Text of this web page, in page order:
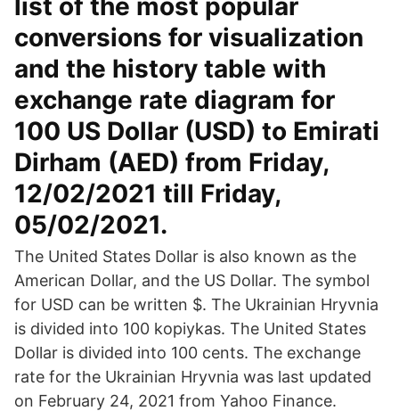
list of the most popular
conversions for visualization
and the history table with
exchange rate diagram for
100 US Dollar (USD) to Emirati
Dirham (AED) from Friday,
12/02/2021 till Friday,
05/02/2021.
The United States Dollar is also known as the
American Dollar, and the US Dollar. The symbol
for USD can be written $. The Ukrainian Hryvnia
is divided into 100 kopiykas. The United States
Dollar is divided into 100 cents. The exchange
rate for the Ukrainian Hryvnia was last updated
on February 24, 2021 from Yahoo Finance.